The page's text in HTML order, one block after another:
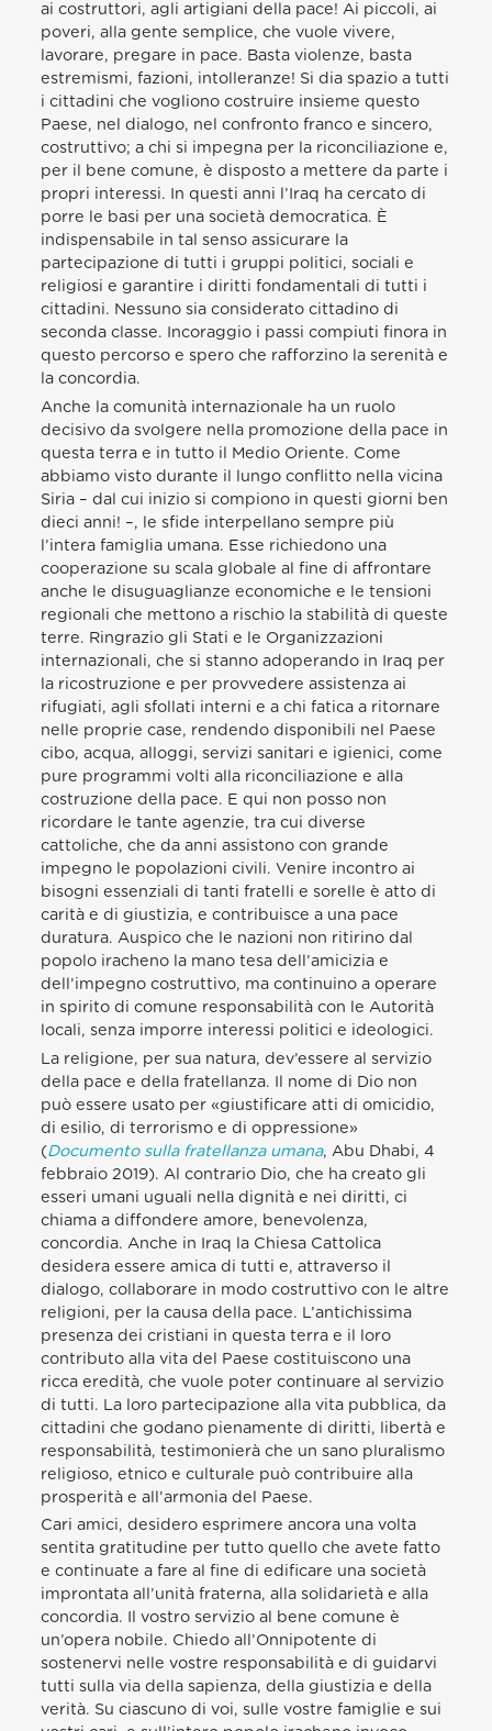
ai costruttori, agli artigiani della pace! Ai piccoli, ai
poveri, alla gente semplice, che vuole vivere,
lavorare, pregare in pace. Basta violenze, basta
estremismi, fazioni, intolleranze! Si dia spazio a tutti
i cittadini che vogliono costruire insieme questo
Paese, nel dialogo, nel confronto franco e sincero,
costruttivo; a chi si impegna per la riconciliazione e,
per il bene comune, è disposto a mettere da parte i
propri interessi. In questi anni l’Iraq ha cercato di
porre le basi per una società democratica. È
indispensabile in tal senso assicurare la
partecipazione di tutti i gruppi politici, sociali e
religiosi e garantire i diritti fondamentali di tutti i
cittadini. Nessuno sia considerato cittadino di
seconda classe. Incoraggio i passi compiuti finora in
questo percorso e spero che rafforzino la serenità e
la concordia.
Anche la comunità internazionale ha un ruolo
decisivo da svolgere nella promozione della pace in
questa terra e in tutto il Medio Oriente. Come
abbiamo visto durante il lungo conflitto nella vicina
Siria – dal cui inizio si compiono in questi giorni ben
dieci anni! –, le sfide interpellano sempre più
l’intera famiglia umana. Esse richiedono una
cooperazione su scala globale al fine di affrontare
anche le disuguaglianze economiche e le tensioni
regionali che mettono a rischio la stabilità di queste
terre. Ringrazio gli Stati e le Organizzazioni
internazionali, che si stanno adoperando in Iraq per
la ricostruzione e per provvedere assistenza ai
rifugiati, agli sfollati interni e a chi fatica a ritornare
nelle proprie case, rendendo disponibili nel Paese
cibo, acqua, alloggi, servizi sanitari e igienici, come
pure programmi volti alla riconciliazione e alla
costruzione della pace. E qui non posso non
ricordare le tante agenzie, tra cui diverse
cattoliche, che da anni assistono con grande
impegno le popolazioni civili. Venire incontro ai
bisogni essenziali di tanti fratelli e sorelle è atto di
carità e di giustizia, e contribuisce a una pace
duratura. Auspico che le nazioni non ritirino dal
popolo iracheno la mano tesa dell’amicizia e
dell’impegno costruttivo, ma continuino a operare
in spirito di comune responsabilità con le Autorità
locali, senza imporre interessi politici e ideologici.
La religione, per sua natura, dev’essere al servizio
della pace e della fratellanza. Il nome di Dio non
può essere usato per «giustificare atti di omicidio,
di esilio, di terrorismo e di oppressione»
(Documento sulla fratellanza umana, Abu Dhabi, 4
febbraio 2019). Al contrario Dio, che ha creato gli
esseri umani uguali nella dignità e nei diritti, ci
chiama a diffondere amore, benevolenza,
concordia. Anche in Iraq la Chiesa Cattolica
desidera essere amica di tutti e, attraverso il
dialogo, collaborare in modo costruttivo con le altre
religioni, per la causa della pace. L’antichissima
presenza dei cristiani in questa terra e il loro
contributo alla vita del Paese costituiscono una
ricca eredità, che vuole poter continuare al servizio
di tutti. La loro partecipazione alla vita pubblica, da
cittadini che godano pienamente di diritti, libertà e
responsabilità, testimonierà che un sano pluralismo
religioso, etnico e culturale può contribuire alla
prosperità e all’armonia del Paese.
Cari amici, desidero esprimere ancora una volta
sentita gratitudine per tutto quello che avete fatto
e continuate a fare al fine di edificare una società
improntata all’unità fraterna, alla solidarietà e alla
concordia. Il vostro servizio al bene comune è
un’opera nobile. Chiedo all’Onnipotente di
sostenervi nelle vostre responsabilità e di guidarvi
tutti sulla via della sapienza, della giustizia e della
verità. Su ciascuno di voi, sulle vostre famiglie e sui